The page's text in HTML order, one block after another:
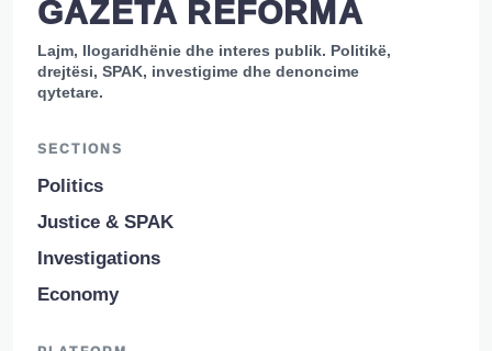
GAZETA REFORMA
Lajm, llogaridhënie dhe interes publik. Politikë,
drejtësi, SPAK, investigime dhe denoncime
qytetare.
SECTIONS
Politics
Justice & SPAK
Investigations
Economy